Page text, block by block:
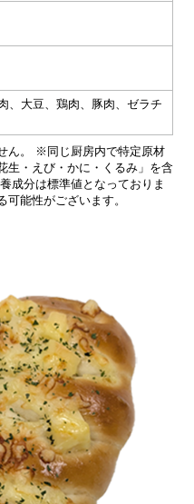
、大豆、鶏肉、豚肉、ゼラチ
ん。 ※同じ厨房内で特定原材
生・えび・かに・くるみ」を含
成分は標準値となっておりま
能性がございます。